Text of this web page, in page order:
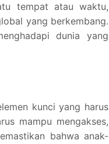
tempat atau waktu,
yang berkembang.
dunia yang
kunci yang harus
mampu mengakses,
bahwa anak-